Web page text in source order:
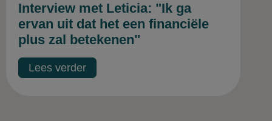
Interview met Leticia: "Ik ga
ervan uit dat het een financiële
plus zal betekenen"
Lees verder